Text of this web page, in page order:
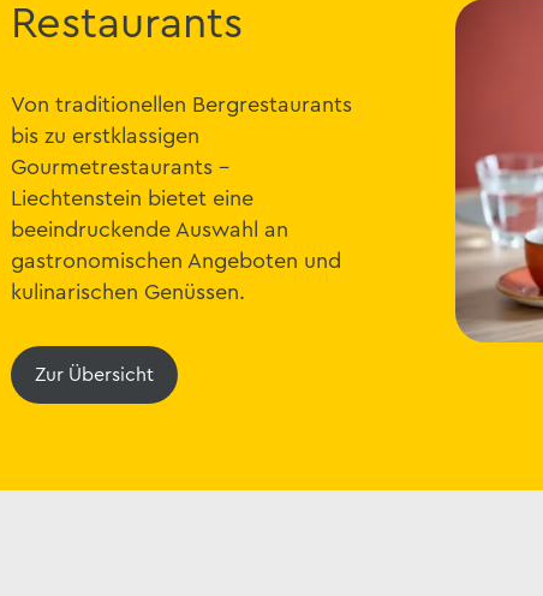
Restaurants
Von traditionellen Bergrestaurants
bis zu erstklassigen
Gourmetrestaurants -
Liechtenstein bietet eine
beeindruckende Auswahl an
gastronomischen Angeboten und
kulinarischen Genüssen.
Zur Übersicht